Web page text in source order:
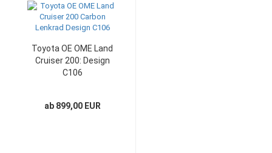
Toyota OE OME Land
Cruiser 200: Design
C106
ab 899,00 EUR